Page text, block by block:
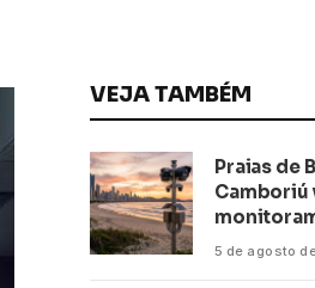
VEJA TAMBÉM
Praias de
Camboriú
5 de agosto